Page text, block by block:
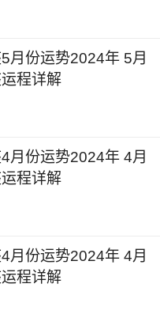
展有积极的指导和帮
压力的过大。
月份运势2024年 5月
程详解
月份运势2024年 4月
程详解
4月份运势2024年 4月
程详解